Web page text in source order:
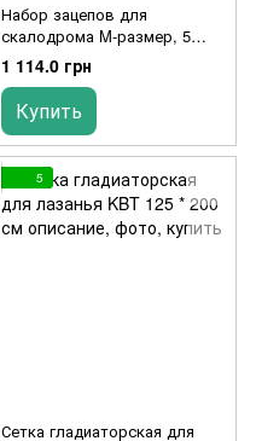
Набор зацепов для
скалодрома M-размер, 5
штук
1 114.0 грн
Купить
5
Сетка гладиаторская для